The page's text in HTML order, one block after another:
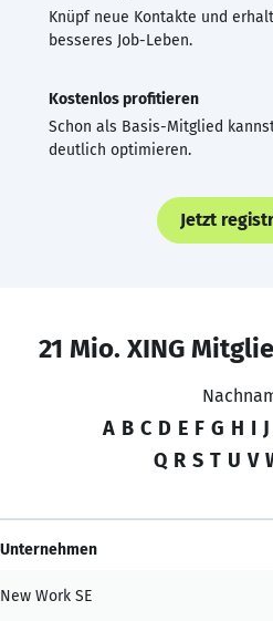
Knüpf neue Kontakte und
besseres Job-Leben.
Kostenlos profitieren
Schon als Basis-Mitglied
deutlich optimieren.
Jetzt
21 Mio. XING
A B C D E F G H I J
Q R S T U V
Unternehmen
New Work SE